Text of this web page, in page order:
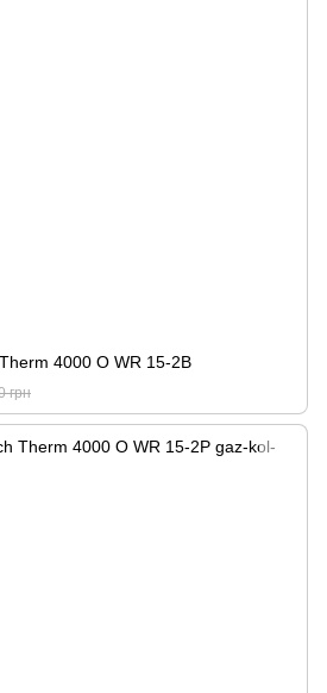
4000 O WR 15-2B
грн